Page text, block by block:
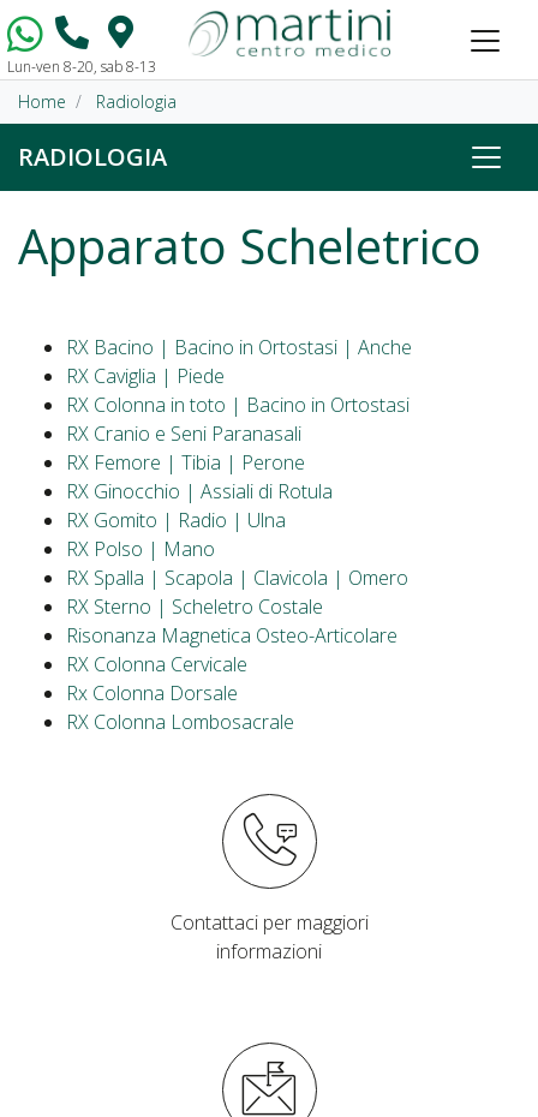
Vai al contenuto
Lun-ven 8-20, sab 8-13
Home Radiologia
RADIOLOGIA
Apparato Scheletrico
RX Bacino | Bacino in Ortostasi | Anche
RX Caviglia | Piede
RX Colonna in toto | Bacino in Ortostasi
RX Cranio e Seni Paranasali
RX Femore | Tibia | Perone
RX Ginocchio | Assiali di Rotula
RX Gomito | Radio | Ulna
RX Polso | Mano
RX Spalla | Scapola | Clavicola | Omero
RX Sterno | Scheletro Costale
Risonanza Magnetica Osteo-Articolare
RX Colonna Cervicale
Rx Colonna Dorsale
RX Colonna Lombosacrale
Contattaci per maggiori
informazioni